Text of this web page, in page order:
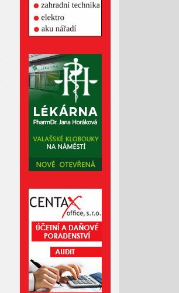
Únor 2024
Leden 2024
Listopad 2023
Říjen 2023
Září 2023
Srpen 2023
Červen 2023
Květen 2023
Březen 2023
Únor 2023
Leden 2023
Prosinec 2022
Listopad 2022
Říjen 2022